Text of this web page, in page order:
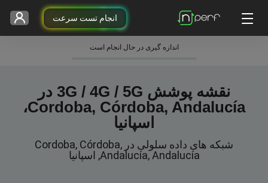
انجام تست سرعت
اندازه گیری در حال انجام است
نقشه پوشش 3G / 4G / 5G در
Cordoba, Córdoba, Andalucía،
اسپانیا
شبکه های داده سلولی در Cordoba, Córdoba,
Andalucía, Andalucía, اسپانیا